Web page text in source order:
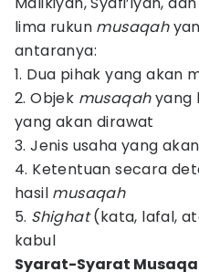
lima rukun musaqah
antaranya:
1. Dua pihak yang akan
2. Objek musaqahyang
yang akan dirawat
3. Jenis usaha yang
4. Ketentuan secara
hasil musaqah
5. Shighat(kata, lafal,
kabul
Syarat-Syarat